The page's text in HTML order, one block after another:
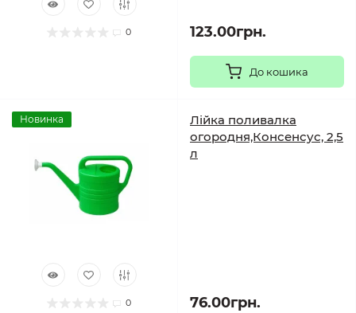
0 123.00грн.
До кошика
Новинка
0
Лійка поливалка
огородня,Консенсус, 2,5
л
76.00грн.